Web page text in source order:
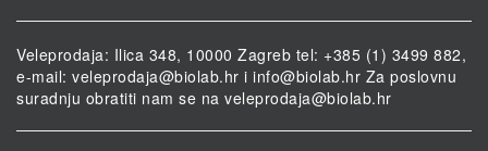
Veleprodaja: Ilica 348, 10000 Zagreb tel: +385 (1) 3499 882,
e-mail: veleprodaja@biolab.hr i info@biolab.hr Za poslovnu
suradnju obratiti nam se na veleprodaja@biolab.hr